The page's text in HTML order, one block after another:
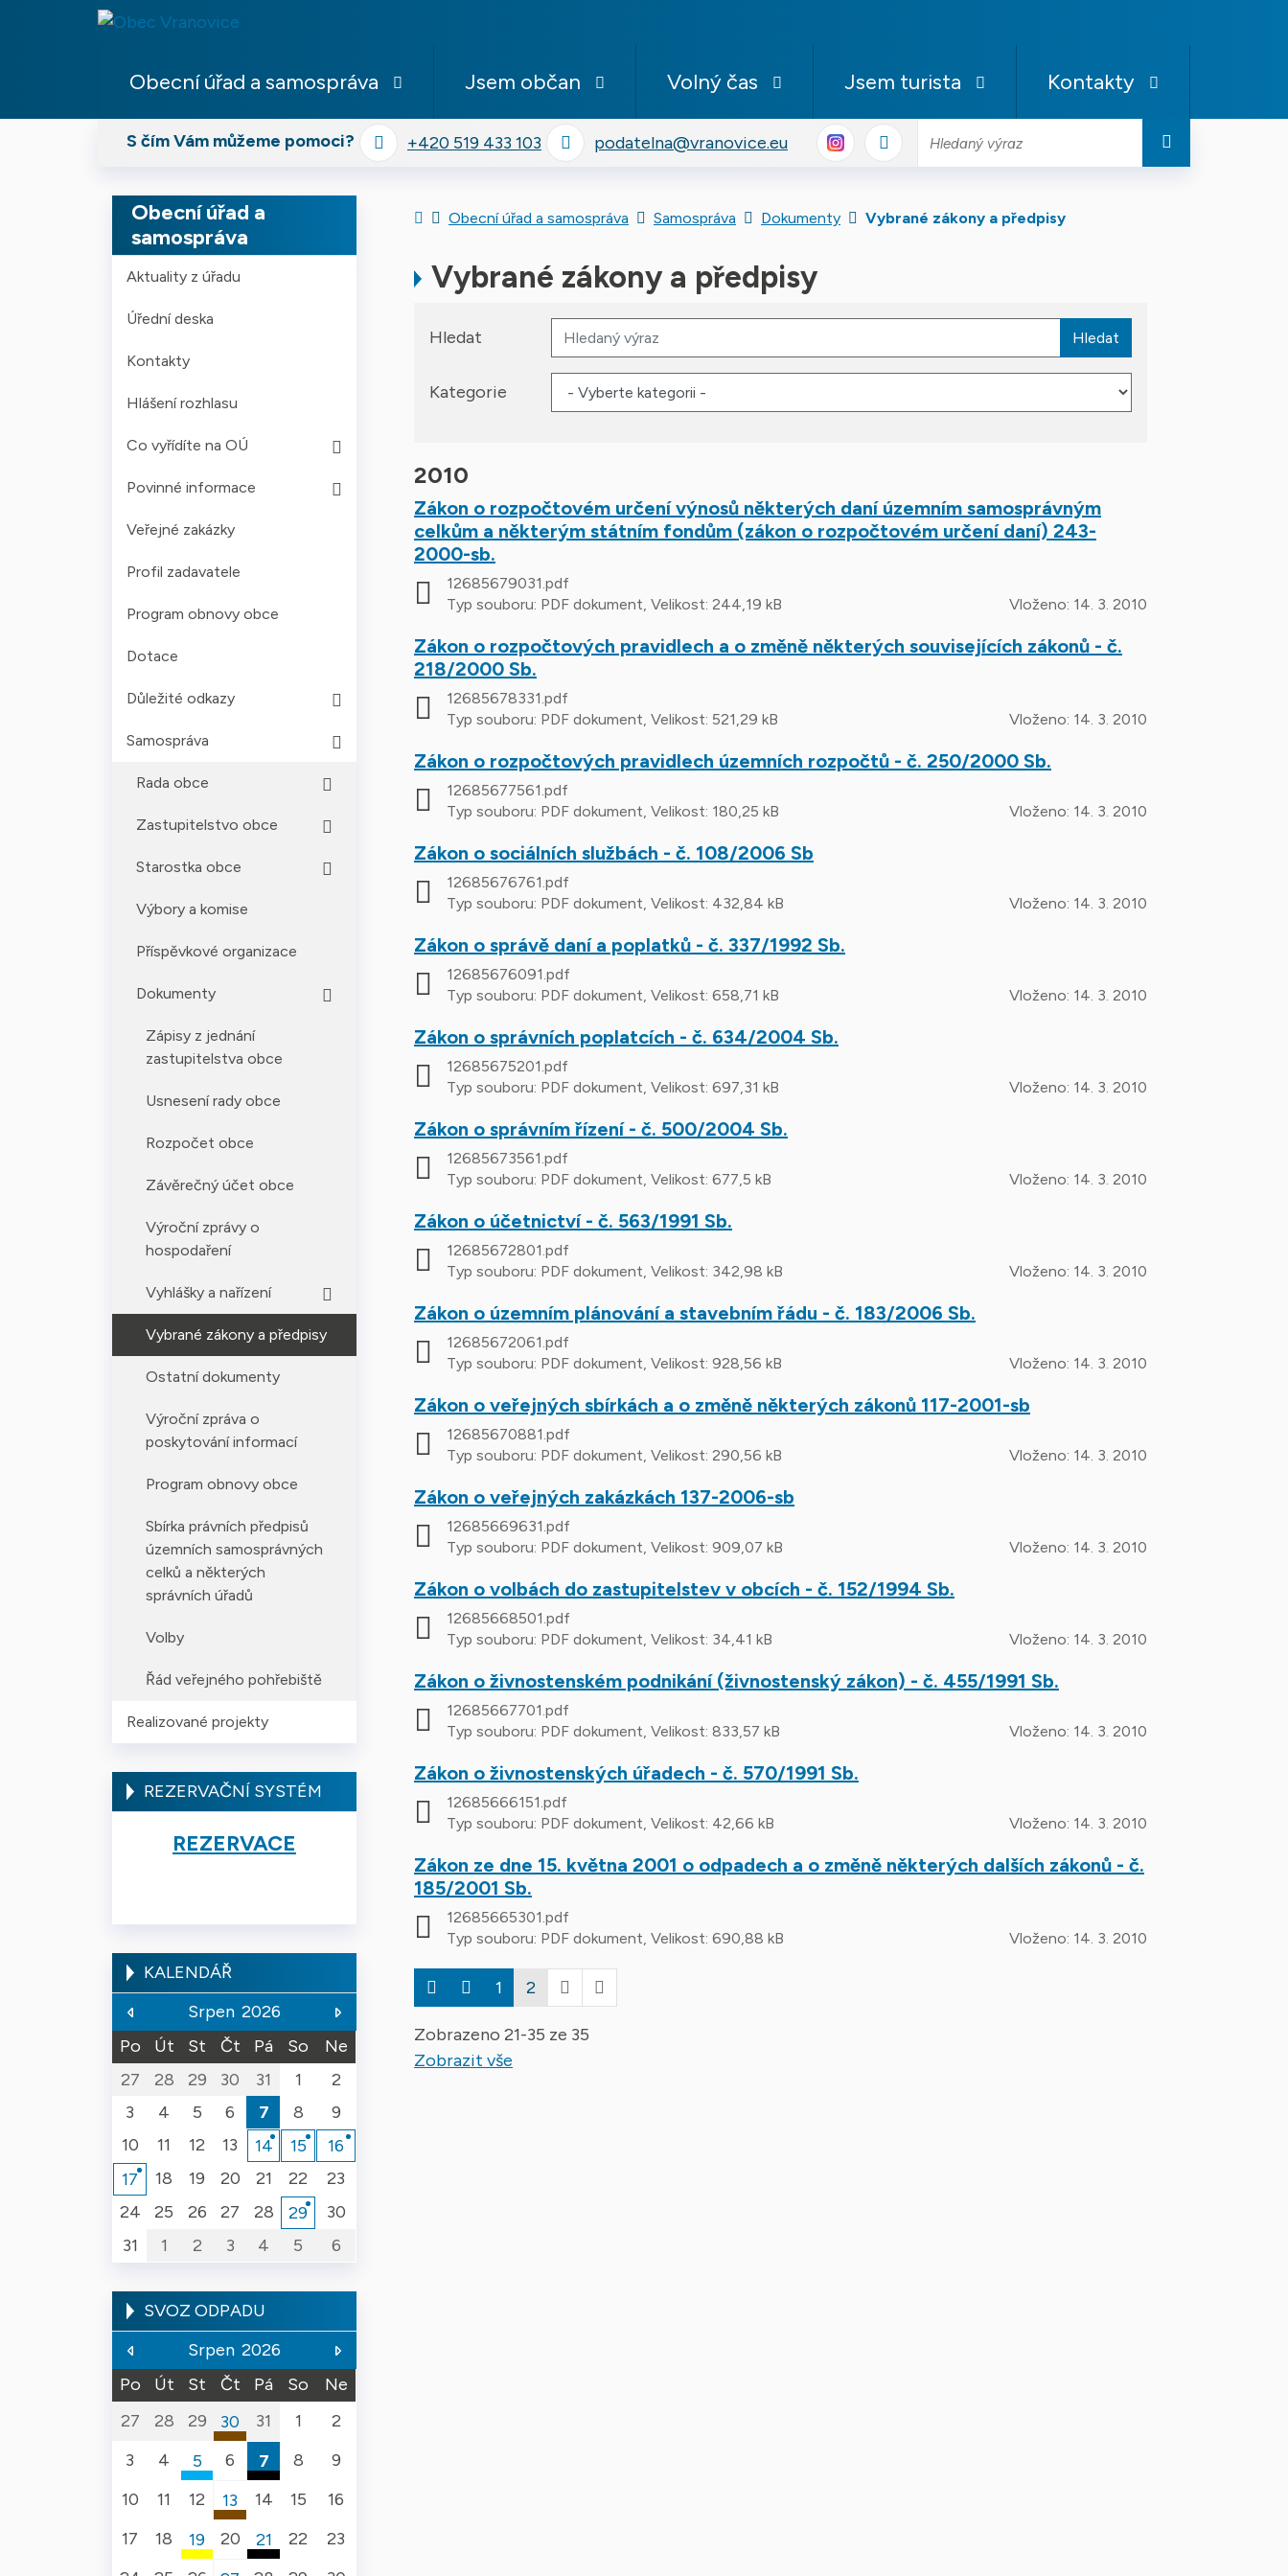
Obecní úřad a samospráva Jsem občan Volný čas Jsem turista Kontakty
S čím Vám můžeme pomoci? +420 519 433 103 podatelna@vranovice.eu
InstagramFacebook Hledat
Úvodní stránka
Obecní úřad a samospráva Samospráva Dokumenty Vybrané zákony a předpisy
Vybrané zákony a předpisy
Hledat Hledat
Kategorie
2010
Zákon o rozpočtovém určení výnosů některých daní územním samosprávným
celkům a některým státním fondům (zákon o rozpočtovém určení daní) 243-
2000-sb.
12685679031.pdf
Typ souboru: PDF dokument, Velikost: 244,19 kB
Vloženo: 14. 3. 2010
Zákon o rozpočtových pravidlech a o změně některých souvisejících zákonů - č.
218/2000 Sb.
12685678331.pdf
Typ souboru: PDF dokument, Velikost: 521,29 kB
Vloženo: 14. 3. 2010
Zákon o rozpočtových pravidlech územních rozpočtů - č. 250/2000 Sb.
12685677561.pdf
Typ souboru: PDF dokument, Velikost: 180,25 kB
Vloženo: 14. 3. 2010
Zákon o sociálních službách - č. 108/2006 Sb
12685676761.pdf
Typ souboru: PDF dokument, Velikost: 432,84 kB
Vloženo: 14. 3. 2010
Zákon o správě daní a poplatků - č. 337/1992 Sb.
12685676091.pdf
Typ souboru: PDF dokument, Velikost: 658,71 kB
Vloženo: 14. 3. 2010
Zákon o správních poplatcích - č. 634/2004 Sb.
12685675201.pdf
Typ souboru: PDF dokument, Velikost: 697,31 kB
Vloženo: 14. 3. 2010
Zákon o správním řízení - č. 500/2004 Sb.
12685673561.pdf
Typ souboru: PDF dokument, Velikost: 677,5 kB
Vloženo: 14. 3. 2010
Zákon o účetnictví - č. 563/1991 Sb.
12685672801.pdf
Typ souboru: PDF dokument, Velikost: 342,98 kB
Vloženo: 14. 3. 2010
Zákon o územním plánování a stavebním řádu - č. 183/2006 Sb.
12685672061.pdf
Typ souboru: PDF dokument, Velikost: 928,56 kB
Vloženo: 14. 3. 2010
Zákon o veřejných sbírkách a o změně některých zákonů 117-2001-sb
12685670881.pdf
Typ souboru: PDF dokument, Velikost: 290,56 kB
Vloženo: 14. 3. 2010
Zákon o veřejných zakázkách 137-2006-sb
12685669631.pdf
Typ souboru: PDF dokument, Velikost: 909,07 kB
Vloženo: 14. 3. 2010
Zákon o volbách do zastupitelstev v obcích - č. 152/1994 Sb.
12685668501.pdf
Typ souboru: PDF dokument, Velikost: 34,41 kB
Vloženo: 14. 3. 2010
Zákon o živnostenském podnikání (živnostenský zákon) - č. 455/1991 Sb.
12685667701.pdf
Typ souboru: PDF dokument, Velikost: 833,57 kB
Vloženo: 14. 3. 2010
Zákon o živnostenských úřadech - č. 570/1991 Sb.
12685666151.pdf
Typ souboru: PDF dokument, Velikost: 42,66 kB
Vloženo: 14. 3. 2010
Zákon ze dne 15. května 2001 o odpadech a o změně některých dalších zákonů - č.
185/2001 Sb.
12685665301.pdf
Typ souboru: PDF dokument, Velikost: 690,88 kB
Vloženo: 14. 3. 2010
1 2
Zobrazeno 21-35 ze 35
Zobrazit vše
Obecní úřad a
samospráva
Aktuality z úřadu
Úřední deska
Kontakty
Hlášení rozhlasu
Co vyřídíte na OÚ
Povinné informace
Veřejné zakázky
Profil zadavatele
Program obnovy obce
Dotace
Důležité odkazy
Samospráva
Rada obce
Zastupitelstvo obce
Starostka obce
Výbory a komise
Příspěvkové organizace
Dokumenty
Zápisy z jednání
zastupitelstva obce
Usnesení rady obce
Rozpočet obce
Závěrečný účet obce
Výroční zprávy o
hospodaření
Vyhlášky a nařízení
Vybrané zákony a předpisy
Ostatní dokumenty
Výroční zpráva o
poskytování informací
Program obnovy obce
Sbírka právních předpisů
územních samosprávných
celků a některých
správních úřadů
Volby
Řád veřejného pohřebiště
Realizované projekty
REZERVAČNÍ SYSTÉM
REZERVACE
KALENDÁŘ
Srpen 2026
Po
Út St Čt Pá So
Ne
27
28 29 30 31 1
2
3
4 5 6 7 8
9
10
11 12 13 14 15
16
17
18 19 20 21 22
23
24
25 26 27 28 29
30
31
1 2 3 4 5 6
SVOZ ODPADU
Srpen 2026
Po
Út St Čt Pá So
Ne
27
28 29
30
BIO
Vranovice (Brno-venkov)
31 1
2
3
4
5
Papír
Vranovice (Brno-venkov)
6
7
Komunální odpad
8
9
10
11 12
13
BIO
Vranovice (Brno-venkov)
14 15
16
17
18
19
Plast
20
21
Komunální odpad
22
23